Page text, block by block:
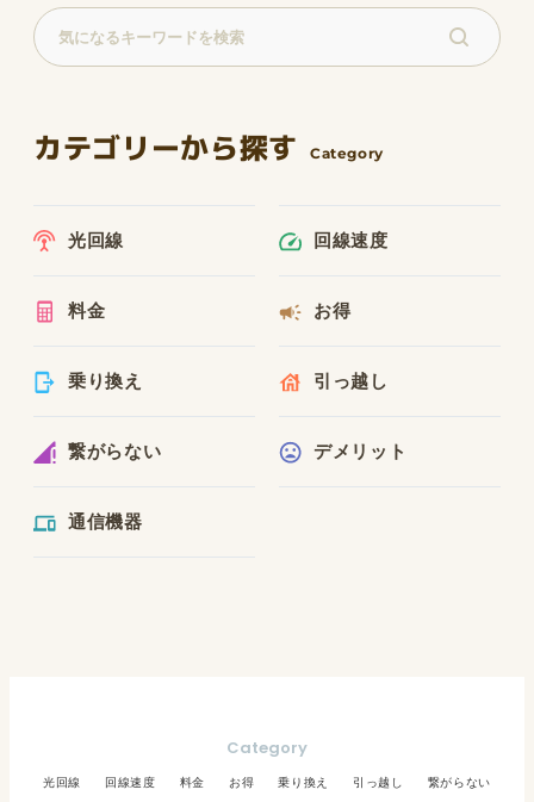
カテゴリーから探す
光回線 回線速度
料金 お得
乗り換え 引っ越し
繋がらない デメリット
通信機器
Category
光回線 回線速度 料金 お得 乗り換え 引っ越し 繋がらない